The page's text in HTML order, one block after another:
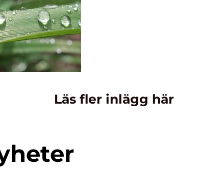
Läs fler inlägg här